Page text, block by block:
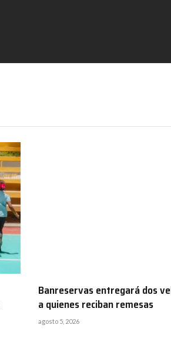
Banreservas entregará dos
a quienes reciban remesas
agosto 5, 2026